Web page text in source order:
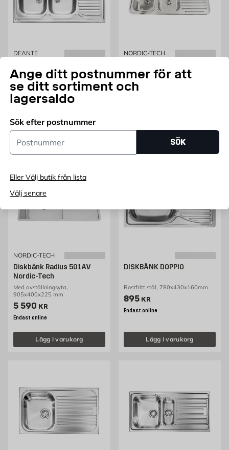
Ange ditt postnummer för att
se ditt sortiment och
lagersaldo
Sök efter postnummer
Postnummer
SÖK
Eller Välj butik från lista
Välj senare
DEANTE
Rostfritt stål, 1200x600x150mm
Pris 1595 kr
1 595KR
Lägg i varukorg
NORDIC-TECH
Tech
2 hoar, 1180x480x175 mm
Lägg i varukorg
NORDIC-TECH
Diskbänk Radius 501AV
Nordic-Tech
Med avställningsyta,
905x400x225 mm
Pris 5590 kr
5 590 KR
Endast online
Lägg i varukorg
DISKBÄNK DOPPIO
Rostfritt stål, 780x430x160mm
Pris 895 kr
895 KR
Endast online
Lägg i varukorg